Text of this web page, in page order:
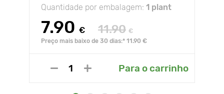
Quantidade por embalagem: 1 plant
7.90 € 11.90 €
Preço mais baixo de 30 dias:* 11.90 €
Para o carrinho